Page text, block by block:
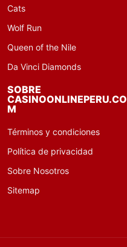
Cats
Wolf Run
Queen of the Nile
Da Vinci Diamonds
SOBRE
CASINOONLINEPERU.CO
M
Términos y condiciones
Política de privacidad
Sobre Nosotros
Sitemap